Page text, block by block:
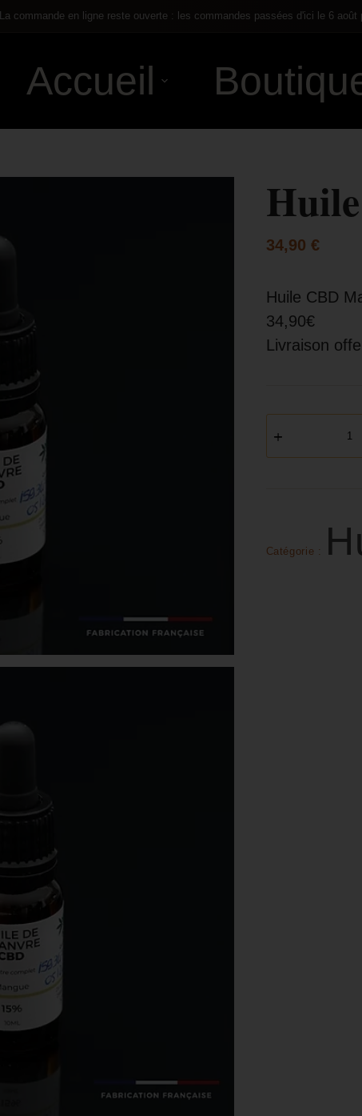
La commande en ligne reste ouverte : les commandes passées d'ici le 6 août
Accueil
34,90 €
Huile CBD
34,90€
Livraison
Catégorie :